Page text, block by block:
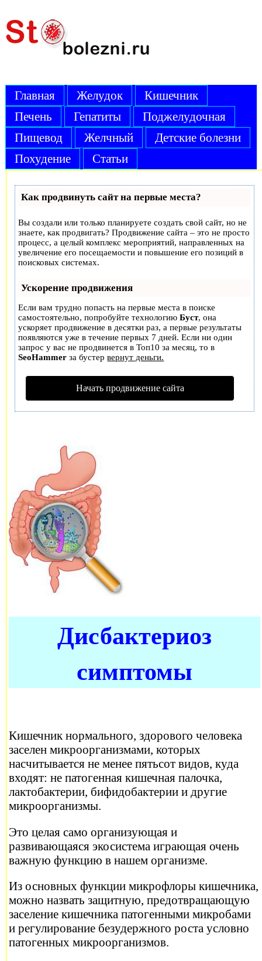
Главная Желудок
Кишечник
Печень
Гепатиты
Поджелудочная
Пищевод
Желчный
Детские болезни
Похудение
Статьи
Как продвинуть сайт на первые места?
Вы создали или только планируете создать свой сайт, но не
знаете, как продвигать? Продвижение сайта – это не просто
процесс, а целый комплекс мероприятий, направленных на
увеличение его посещаемости и повышение его позиций в
поисковых системах.
Ускорение продвижения
Если вам трудно попасть на первые места в поиске
самостоятельно, попробуйте технологиюБуст, она
ускоряет продвижение в десятки раз, а первые результаты
появляются уже в течение первых 7 дней. Если ни один
запрос у вас не продвинется в Топ10 за месяц, то в
SeoHammer за бустервернут деньги.
Начать продвижение сайта
Дисбактериоз
симптомы
Кишечник нормального, здорового человека
заселен микроорганизмами, которых
насчитывается не менее пятьсот видов, куда
входят: не патогенная кишечная палочка,
лактобактерии, бифидобактерии и другие
микроорганизмы.
Это целая само организующая и
развивающаяся экосистема играющая очень
важную функцию в нашем организме.
Из основных функции микрофлоры кишечника,
можно назвать защитную, предотвращающую
заселение кишечника патогенными микробами
и регулирование безудержного роста условно
патогенных микроорганизмов.